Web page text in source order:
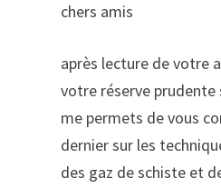
chers amis
après lecture de votre
votre réserve
me permets de vous
dernier sur les
des gaz de schiste et